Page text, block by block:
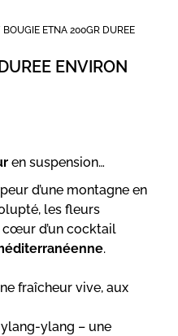
ETNA 200GR DUREE
ENVIRON
en suspension…
d’une montagne en
les fleurs
cœur d’un cocktail
.
fraîcheur vive, aux
ylang-ylang – une